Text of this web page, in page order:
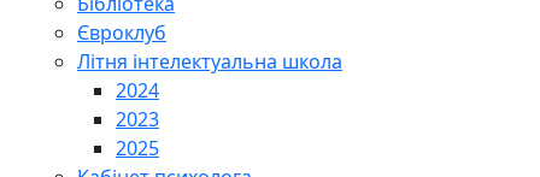
Євроклуб
Літня інтелектуальна школа
2024
2023
2025